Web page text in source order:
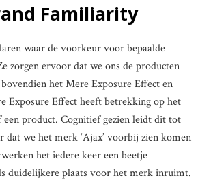
Familiarity
waar de voorkeur voor bepaalde
zorgen ervoor dat we ons de producten
het Mere Exposure Effect en
Exposure Effect heeft betrekking op het
product. Cognitief gezien leidt dit tot
we het merk ‘Ajax’ voorbij zien komen
het iedere keer een beetje
duidelijkere plaats voor het merk inruimt.